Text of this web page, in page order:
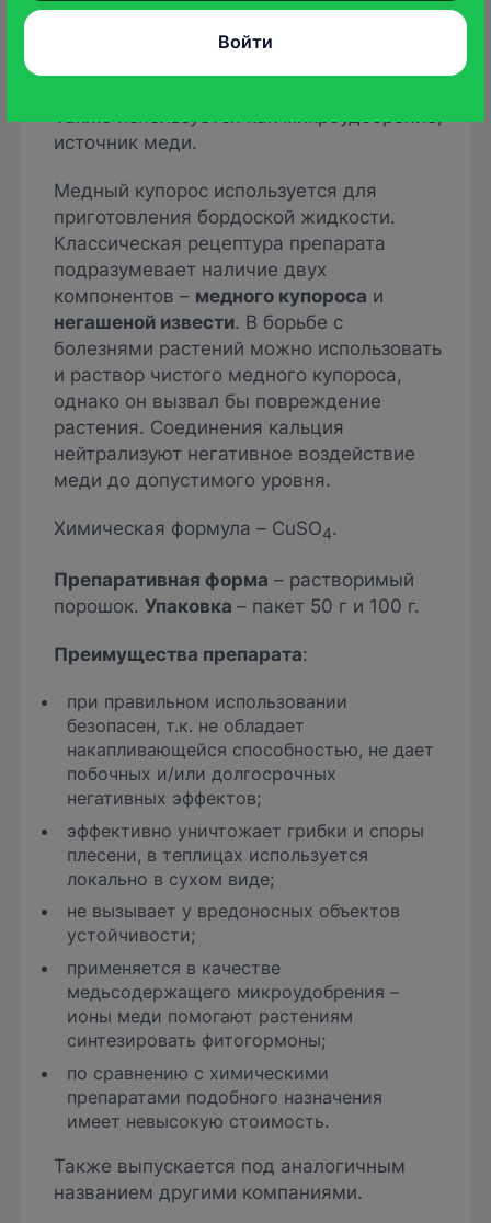
распространение грибковых заболеваний
плодовых и некоторых ягодных культур.
Также используется как микроудобрение,
источник меди.
Медный купорос используется для
приготовления бордоской жидкости.
Классическая рецептура препарата
подразумевает наличие двух
компонентов – медного купороса и
негашеной извести. В борьбе с
болезнями растений можно использовать
и раствор чистого медного купороса,
однако он вызвал бы повреждение
растения. Соединения кальция
нейтрализуют негативное воздействие
меди до допустимого уровня.
Химическая формула – CuSO4.
Препаративная форма – растворимый
порошок. Упаковка– пакет 50 г и 100 г.
Преимущества препарата:
при правильном использовании
безопасен, т.к. не обладает
накапливающейся способностью, не дает
побочных и/или долгосрочных
негативных эффектов;
эффективно уничтожает грибки и споры
плесени, в теплицах используется
локально в сухом виде;
не вызывает у вредоносных объектов
устойчивости;
применяется в качестве
медьсодержащего микроудобрения –
ионы меди помогают растениям
синтезировать фитогормоны;
по сравнению с химическими
препаратами подобного назначения
имеет невысокую стоимость.
Также выпускается под аналогичным
названием другими компаниями.
Войти